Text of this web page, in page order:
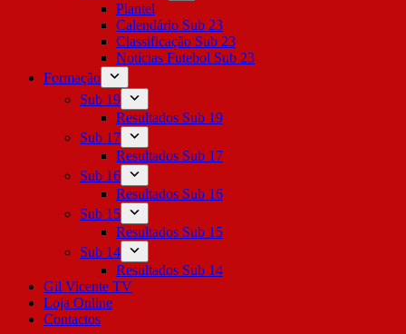
Plantel
Calendário Sub 23
Classificação Sub 23
Notícias Futebol Sub 23
Formação
Sub 19
Resultados Sub 19
Sub 17
Resultados Sub 17
Sub 16
Resultados Sub 16
Sub 15
Resultados Sub 15
Sub 14
Resultados Sub 14
Gil Vicente TV
Loja Online
Contactos